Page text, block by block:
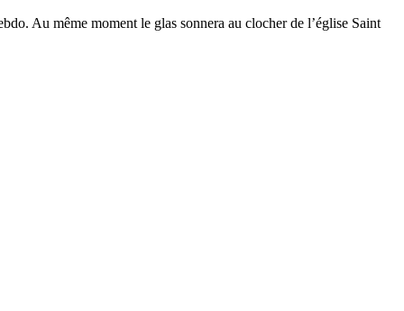
Au même moment le glas sonnera au clocher de l’église Saint